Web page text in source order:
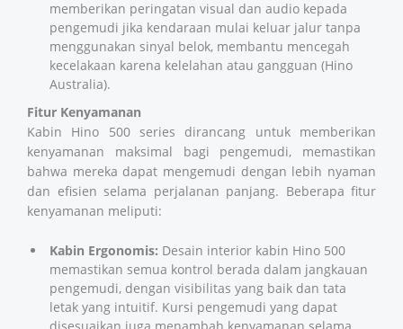
memberikan peringatan visual dan audio kepada
pengemudi jika kendaraan mulai keluar jalur tanpa
menggunakan sinyal belok, membantu mencegah
kecelakaan karena kelelahan atau gangguan (Hino
Australia).
Fitur Kenyamanan
Kabin Hino 500 series dirancang untuk memberikan
kenyamanan maksimal bagi pengemudi, memastikan
bahwa mereka dapat mengemudi dengan lebih nyaman
dan efisien selama perjalanan panjang. Beberapa fitur
kenyamanan meliputi:
Kabin Ergonomis: Desain interior kabin Hino 500
memastikan semua kontrol berada dalam jangkauan
pengemudi, dengan visibilitas yang baik dan tata
letak yang intuitif. Kursi pengemudi yang dapat
disesuaikan juga menambah kenyamanan selama